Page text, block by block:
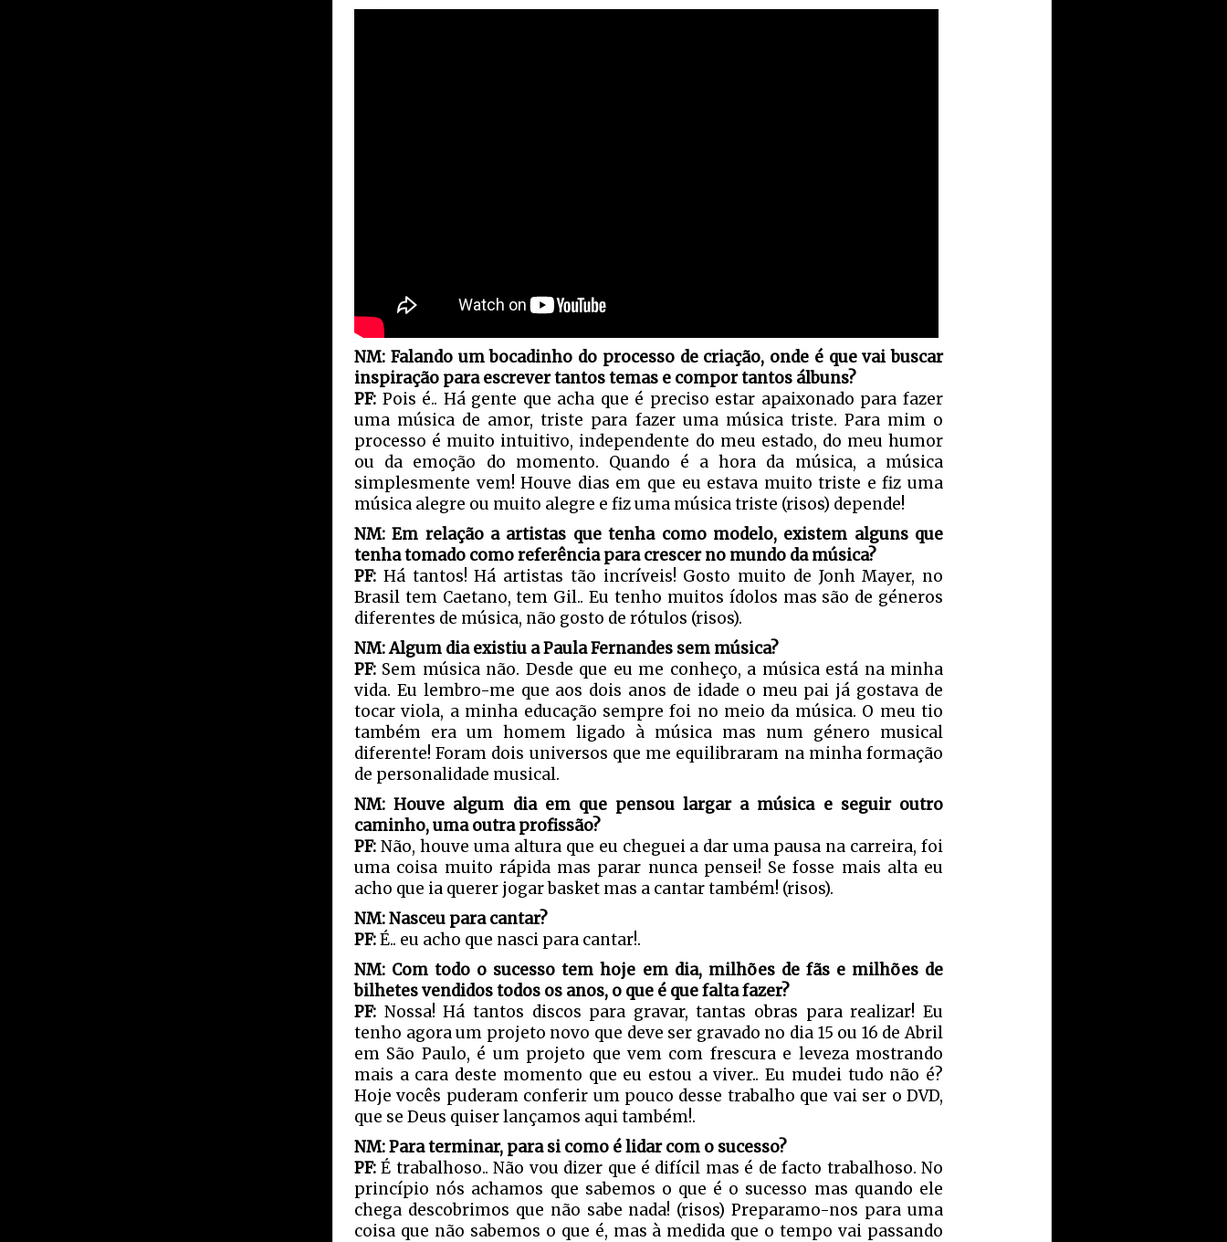
NM: Falando um bocadinho do processo de criação, onde é que vai buscar
inspiração para escrever tantos temas e compor tantos álbuns?
PF: Pois é.. Há gente que acha que é preciso estar apaixonado para fazer
uma música de amor, triste para fazer uma música triste. Para mim o
processo é muito intuitivo, independente do meu estado, do meu humor
ou da emoção do momento. Quando é a hora da música, a música
simplesmente vem! Houve dias em que eu estava muito triste e fiz uma
música alegre ou muito alegre e fiz uma música triste (risos) depende!
NM: Em relação a artistas que tenha como modelo, existem alguns que
tenha tomado como referência para crescer no mundo da música?
PF: Há tantos! Há artistas tão incríveis! Gosto muito de Jonh Mayer, no
Brasil tem Caetano, tem Gil.. Eu tenho muitos ídolos mas são de géneros
diferentes de música, não gosto de rótulos (risos).
NM: Algum dia existiu a Paula Fernandes sem música?
PF: Sem música não. Desde que eu me conheço, a música está na minha
vida. Eu lembro-me que aos dois anos de idade o meu pai já gostava de
tocar viola, a minha educação sempre foi no meio da música. O meu tio
também era um homem ligado à música mas num género musical
diferente! Foram dois universos que me equilibraram na minha formação
de personalidade musical.
NM: Houve algum dia em que pensou largar a música e seguir outro
caminho, uma outra profissão?
PF: Não, houve uma altura que eu cheguei a dar uma pausa na carreira, foi
uma coisa muito rápida mas parar nunca pensei! Se fosse mais alta eu
acho que ia querer jogar basket mas a cantar também! (risos).
NM: Nasceu para cantar?
PF:É.. eu acho que nasci para cantar!.
NM: Com todo o sucesso tem hoje em dia, milhões de fãs e milhões de
bilhetes vendidos todos os anos, o que é que falta fazer?
PF: Nossa! Há tantos discos para gravar, tantas obras para realizar! Eu
tenho agora um projeto novo que deve ser gravado no dia 15 ou 16 de Abril
em São Paulo, é um projeto que vem com frescura e leveza mostrando
mais a cara deste momento que eu estou a viver.. Eu mudei tudo não é?
Hoje vocês puderam conferir um pouco desse trabalho que vai ser o DVD,
que se Deus quiser lançamos aqui também!.
NM: Para terminar, para si como é lidar com o sucesso?
PF:É trabalhoso.. Não vou dizer que é difícil mas é de facto trabalhoso. No
princípio nós achamos que sabemos o que é o sucesso mas quando ele
chega descobrimos que não sabe nada! (risos) Preparamo-nos para uma
coisa que não sabemos o que é, mas à medida que o tempo vai passando